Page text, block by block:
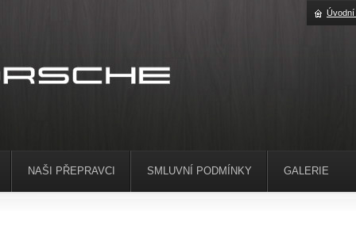
NAŠI PŘEPRAVCI SMLUVNÍ PODMÍNKY GALERIE